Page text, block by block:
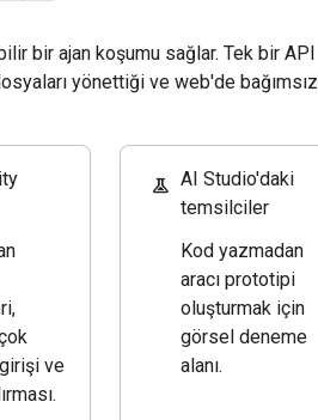
bir ajan koşumu sağlar. Tek bir API
yönettiği ve web'de bağımsız
ve
experiment AI Studio'daki
temsilciler
Kod yazmadan
aracı prototipi
oluşturmak için
görsel deneme
alanı.